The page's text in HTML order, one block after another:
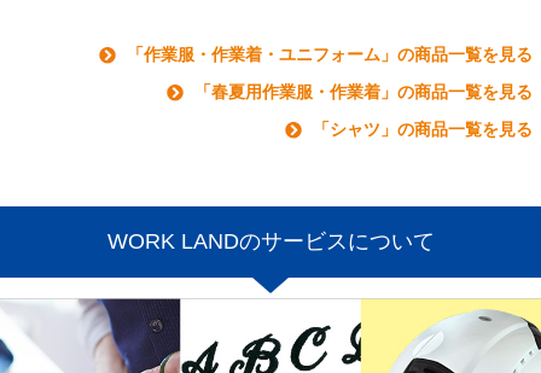
「作業服・作業着・ユニフォーム」の商品一覧を見る
「春夏用作業服・作業着」の商品一覧を見る
「シャツ」の商品一覧を見る
WORK LANDのサービスについて